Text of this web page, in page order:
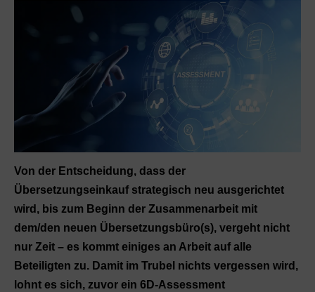
Von der Entscheidung, dass der
Übersetzungseinkauf strategisch neu ausgerichtet
wird, bis zum Beginn der Zusammenarbeit mit
dem/den neuen Übersetzungsbüro(s), vergeht nicht
nur Zeit – es kommt einiges an Arbeit auf alle
Beteiligten zu. Damit im Trubel nichts vergessen wird,
lohnt es sich, zuvor ein 6D-Assessment